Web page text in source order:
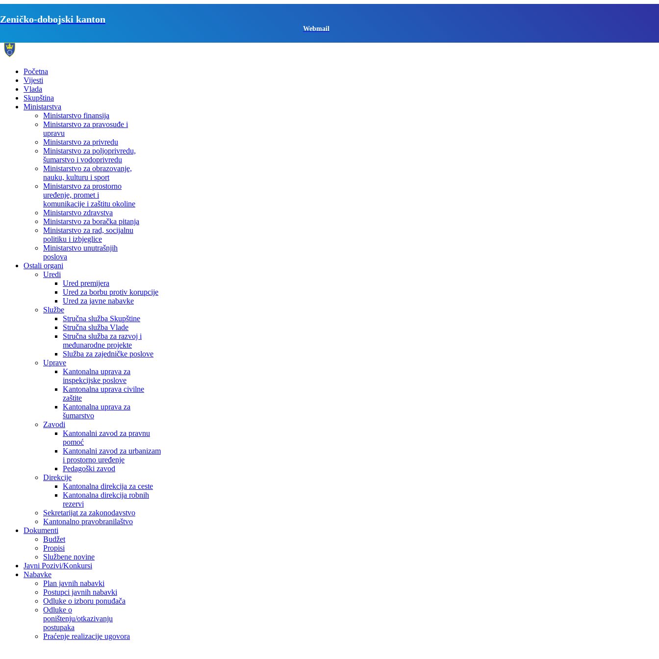
Zeničko-dobojski kanton
Webmail
Početna
Vijesti
Vlada
Skupština
Ministarstva
Ministarstvo finansija
Ministarstvo za pravosuđe i
upravu
Ministarstvo za privredu
Ministarstvo za poljoprivredu,
šumarstvo i vodoprivredu
Ministarstvo za obrazovanje,
nauku, kulturu i sport
Ministarstvo za prostorno
uređenje, promet i
komunikacije i zaštitu okoline
Ministarstvo zdravstva
Ministarstvo za boračka pitanja
Ministarstvo za rad, socijalnu
politiku i izbjeglice
Ministarstvo unutrašnjih
poslova
Ostali organi
Uredi
Ured premijera
Ured za borbu protiv korupcije
Ured za javne nabavke
Službe
Stručna služba Skupštine
Stručna služba Vlade
Stručna služba za razvoj i
međunarodne projekte
Služba za zajedničke poslove
Uprave
Kantonalna uprava za
inspekcijske poslove
Kantonalna uprava civilne
zaštite
Kantonalna uprava za
šumarstvo
Zavodi
Kantonalni zavod za pravnu
pomoć
Kantonalni zavod za urbanizam
i prostorno uređenje
Pedagoški zavod
Direkcije
Kantonalna direkcija za ceste
Kantonalna direkcija robnih
rezervi
Sekretarijat za zakonodavstvo
Kantonalno pravobranilaštvo
Dokumenti
Budžet
Propisi
Službene novine
Javni Pozivi/Konkursi
Nabavke
Plan javnih nabavki
Postupci javnih nabavki
Odluke o izboru ponuđača
Odluke o
poništenju/otkazivanju
postupaka
Praćenje realizacije ugovora